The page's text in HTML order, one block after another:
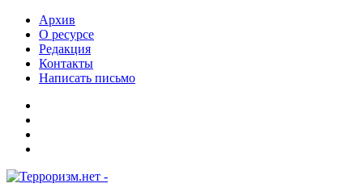
Архив
О ресурсе
Редакция
Контакты
Написать письмо